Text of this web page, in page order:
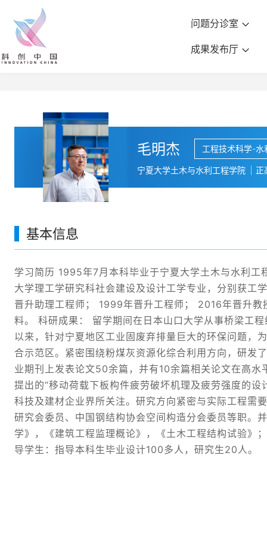
问题分诊室
成果发布厅
毛明杰 工程技术科学-
宁夏大学土木与水利工程学院 正
基本信息
学习简历 1995年7月本科毕业于宁夏大学土木与水利
大学理工学研究科社会建设及设计工学专业，分别获
晋升助理工程师； 1999年晋升工程师； 2016年晋升
料。 科研成果： 留学期间在日本山口大学从事桥梁工
以来，针对宁夏地区工业固废弃排量巨大的环保问题，
合示范区。紧密围绕粉煤灰资源化综合利用方向，研发
业期刊上发表论文50余篇，并有10余篇相关论文在高
提出的“移动荷载下板构件疲劳破坏机理及疲劳强度的
科技及建材企业界所关注。研究方向紧密与实际工程需
研究会委员、中国钢结构协会空间构造分会委员等职。
学》，《建筑工程监理概论》，《土木工程结构试验》
导学生：指导本科生毕业设计100多人，研究生20人。